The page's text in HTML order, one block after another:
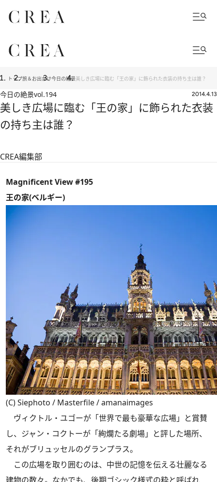
トップ旅＆お出かけ今日の絶景美しき広場に臨む「王の家」に飾られた衣装の持ち主は誰？
今日の絶景vol.194 2014.4.13
美しき広場に臨む「王の家」に飾られた衣装
の持ち主は誰？
CREA編集部
Magnificent View #195
王の家(ベルギー)
(C) Siephoto / Masterfile / amanaimages
ヴィクトル・ユゴーが「世界で最も豪華な広場」と賞賛
し、ジャン・コクトーが「絢爛たる劇場」と評した場所、
それがブリュッセルのグランプラス。
この広場を取り囲むのは、中世の記憶を伝える壮麗なる